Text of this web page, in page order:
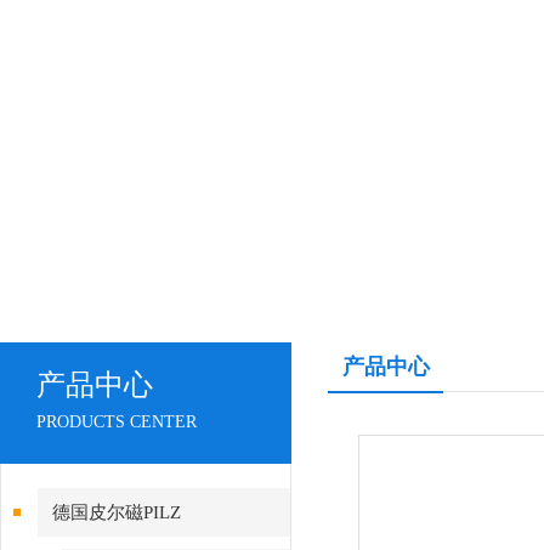
产品中心
PRODUCTS CENTER
德国皮尔磁PILZ
产品中心